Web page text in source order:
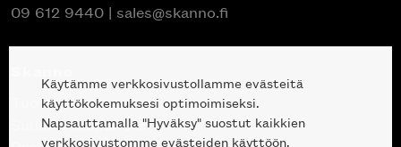
09 612 9440 | sales@skanno.fi
Tuotteet
Suunnittelupalvelu
Käytämme verkkosivustollamme evästeitä
käyttökokemuksesi optimoimiseksi.
Napsauttamalla "Hyväksy" suostut kaikkien
verkkosivustomme evästeiden käyttöön.